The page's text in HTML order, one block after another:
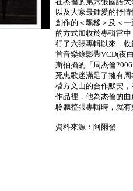
以及大家最鍾愛的抒
創作的＜飄移＞及＜
的方式加收於專輯當
行了六張專輯以來，
首音樂錄影帶VCD(夜
斯拍攝的「周杰倫
死忠歌迷滿足了擁有
檔方文山的合作默契
作品裡，他為杰倫的
聆聽整張專輯時，就
資料來源：阿爾發